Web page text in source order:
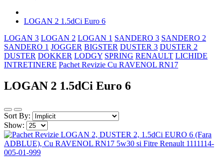
LOGAN 2 1.5dCi Euro 6
LOGAN 3 LOGAN 2 LOGAN 1 SANDERO 3 SANDERO 2
SANDERO 1 JOGGER BIGSTER DUSTER 3 DUSTER 2
DUSTER DOKKER LODGY SPRING RENAULT LICHIDE
INTRETINERE Pachet Revizie Cu RAVENOL RN17
LOGAN 2 1.5dCi Euro 6
Sort By:
Show: